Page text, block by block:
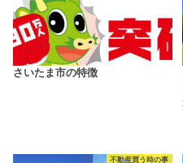
さいたま市の特徴
不動産買う時の事